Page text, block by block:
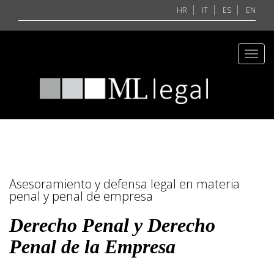
HR IT ES EN
Asesoramiento y defensa legal en materia
penal y penal de empresa
Derecho Penal y Derecho
Penal de la Empresa